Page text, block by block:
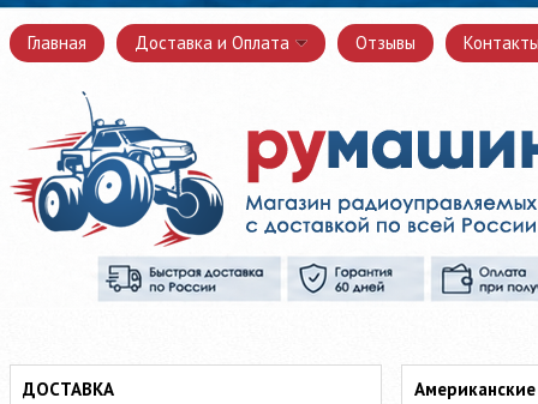
Главная Доставка и Оплата Отзывы
ДОСТАВКА